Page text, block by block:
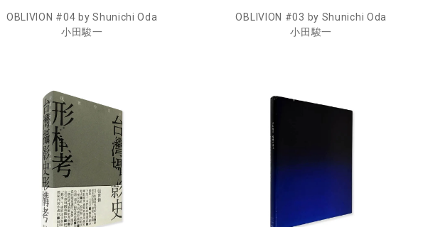
OBLIVION #04 by Shunichi Oda
小田駿一
OBLIVION #03 by Shunichi Oda
小田駿一